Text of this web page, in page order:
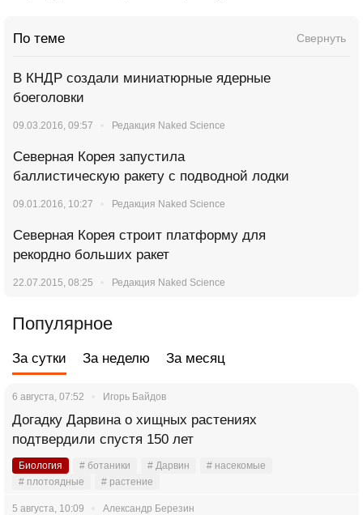
По теме Свернуть
В КНДР создали миниатюрные ядерные
боеголовки
09.03.2016, 09:57 Редакция Naked Science
Северная Корея запустила
баллистическую ракету с подводной лодки
09.01.2016, 10:27 Редакция Naked Science
Северная Корея строит платформу для
рекордно больших ракет
22.07.2015, 08:25 Редакция Naked Science
Популярное
За сутки За неделю За месяц
6 августа, 07:52 Игорь Байдов
Догадку Дарвина о хищных растениях
подтвердили спустя 150 лет
Биология # ботаники # Дарвин
# насекомые
# плотоядные
# растение
5 августа, 10:09 Александр Березин